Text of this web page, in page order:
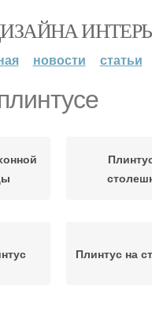
новости статьи
Плинтус на